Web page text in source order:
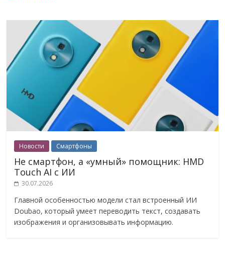
Новости Смартфоны
Не смартфон, а «умный» помощник: HMD
Touch AI с ИИ
30.07.2026
Главной особенностью модели стал встроенный ИИ
Doubao, который умеет переводить текст, создавать
изображения и организовывать информацию.